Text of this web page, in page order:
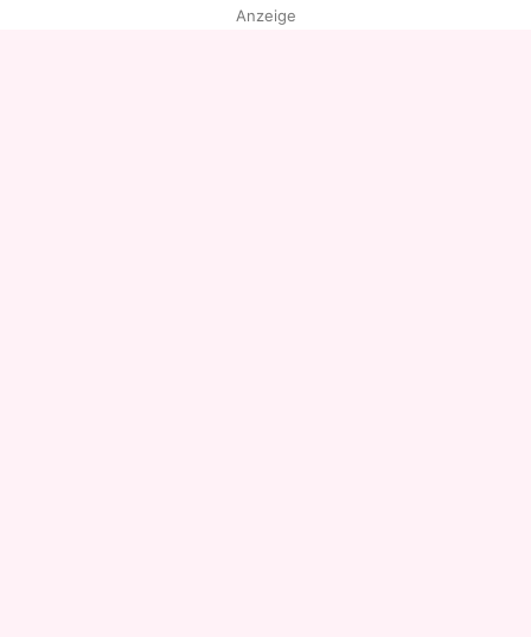
Anzeige